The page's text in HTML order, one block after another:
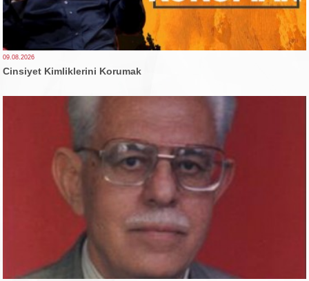
09.08.2026
Cinsiyet Kimliklerini Korumak